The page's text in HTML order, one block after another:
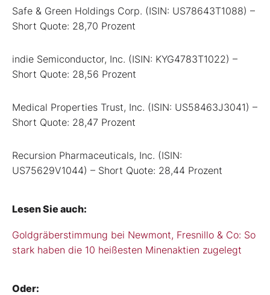
Safe & Green Holdings Corp. (ISIN: US78643T1088) –
Short Quote: 28,70 Prozent
indie Semiconductor, Inc. (ISIN: KYG4783T1022) –
Short Quote: 28,56 Prozent
Medical Properties Trust, Inc. (ISIN: US58463J3041) –
Short Quote: 28,47 Prozent
Recursion Pharmaceuticals, Inc. (ISIN:
US75629V1044) – Short Quote: 28,44 Prozent
Lesen Sie auch:
Goldgräberstimmung bei Newmont, Fresnillo & Co: So
stark haben die 10 heißesten Minenaktien zugelegt
Oder: